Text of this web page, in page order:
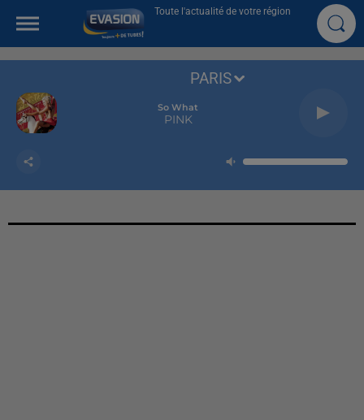
Toute l'actualité de votre région
So What
PINK
PARIS